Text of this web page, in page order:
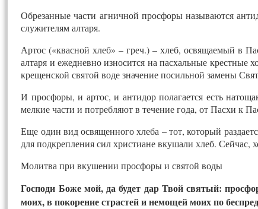
Обрезанные части агничной просфоры называются
служителям алтаря.
Артос («квасной хлеб» – греч.) – хлеб, освящаемый в
алтаря и ежедневно износится на пасхальные
крещенской святой воде значение посильной замены
И просфоры, и артос, и антидор полагается есть
мелкие части и потребляют в течение года, от Пасхи к
Еще один вид освященного хлеба – тот, который
для подкрепления сил христиане вкушали хлеб. Сейчас,
Молитва при вкушении просфоры и святой воды
Господи Боже мой, да будет дар Твой святый:
моих, в покорение страстей и немощей моих по